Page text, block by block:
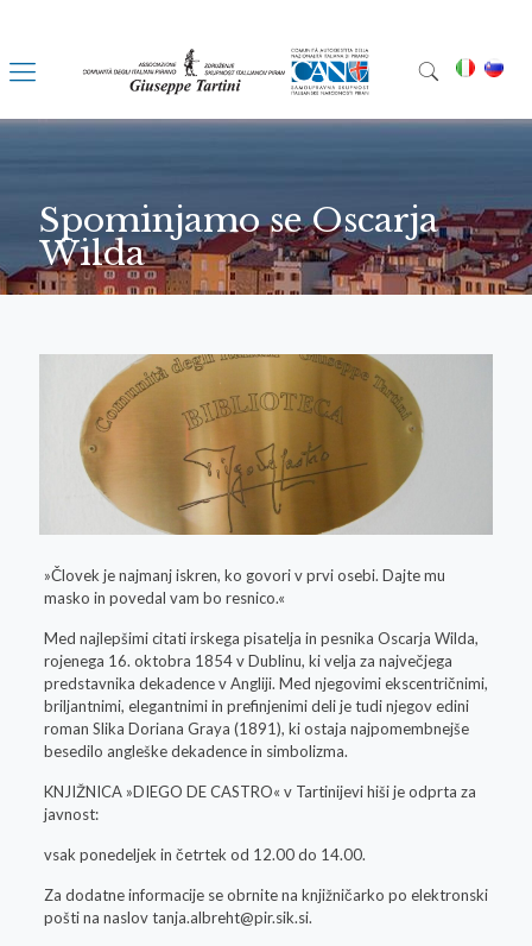
Spominjamo se Oscarja
Wilda
»Človek je najmanj iskren, ko govori v prvi osebi. Dajte mu
masko in povedal vam bo resnico.«
Med najlepšimi citati irskega pisatelja in pesnika Oscarja Wilda,
rojenega 16. oktobra 1854 v Dublinu, ki velja za največjega
predstavnika dekadence v Angliji. Med njegovimi ekscentričnimi,
briljantnimi, elegantnimi in prefinjenimi deli je tudi njegov edini
roman Slika Doriana Graya (1891), ki ostaja najpomembnejše
besedilo angleške dekadence in simbolizma.
KNJIŽNICA »DIEGO DE CASTRO« v Tartinijevi hiši je odprta za
javnost:
vsak ponedeljek in četrtek od 12.00 do 14.00.
Za dodatne informacije se obrnite na knjižničarko po elektronski
pošti na naslovtanja.albreht@pir.sik.si.